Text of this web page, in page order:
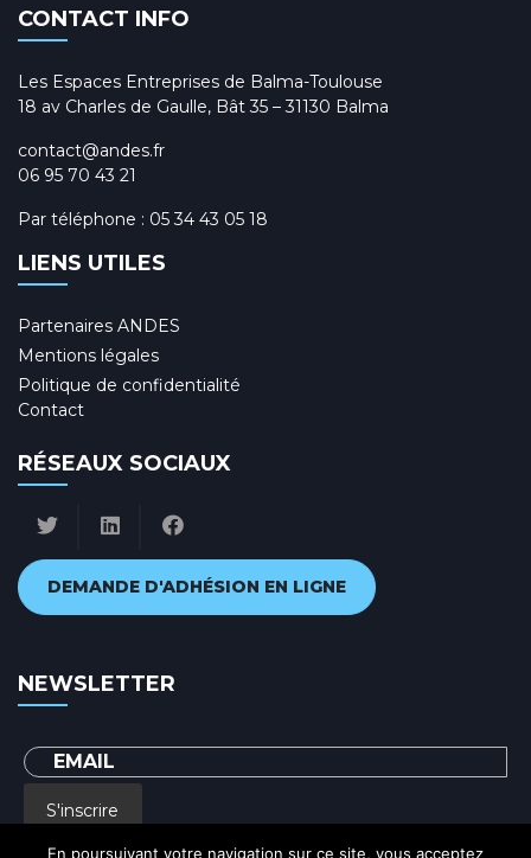
CONTACT INFO
Les Espaces Entreprises de Balma-Toulouse
18 av Charles de Gaulle, Bât 35 – 31130 Balma
contact@andes.fr
06 95 70 43 21
Par téléphone : 05 34 43 05 18
LIENS UTILES
Partenaires ANDES
Mentions légales
Politique de confidentialité
Contact
RÉSEAUX SOCIAUX
DEMANDE D'ADHÉSION EN LIGNE
NEWSLETTER
S'inscrire
En poursuivant votre navigation sur ce site, vous acceptez